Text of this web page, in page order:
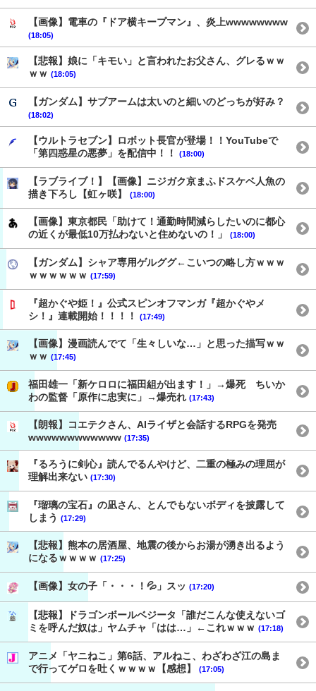
【画像】電車の『ドア横キープマン』、炎上wwwwwwww
(18:05)
【悲報】娘に「キモい」と言われたお父さん、グレるｗｗ
ｗｗ (18:05)
【ガンダム】サブアームは太いのと細いのどっちが好み？
(18:02)
【ウルトラセブン】ロボット長官が登場！！YouTubeで
「第四惑星の悪夢」を配信中！！
(18:00)
【ラブライブ！】【画像】ニジガク京まふドスケベ人魚の
描き下ろし【虹ヶ咲】
(18:00)
【画像】東京都民「助けて！通勤時間減らしたいのに都心
の近くが最低10万払わないと住めないの！」
(18:00)
【ガンダム】シャア専用ゲルググ←こいつの略し方ｗｗｗ
ｗｗｗｗｗｗ (17:59)
『超かぐや姫！』公式スピンオフマンガ『超かぐやメ
シ！』連載開始！！！！
(17:49)
【画像】漫画読んでて「生々しいな…」と思った描写ｗｗ
ｗｗ (17:45)
福田雄一「新ケロロに福田組が出ます！」→爆死 ちいか
わの監督「原作に忠実に」→爆売れ (17:43)
【朗報】コエテクさん、AIライザと会話するRPGを発売
wwwwwwwwwwww (17:35)
『るろうに剣心』読んでるんやけど、二重の極みの理屈が
理解出来ない (17:30)
『瑠璃の宝石』の凪さん、とんでもないボディを披露して
しまう (17:29)
【悲報】熊本の居酒屋、地震の後からお湯が湧き出るよう
になるｗｗｗｗ (17:25)
【画像】女の子「・・・！💦」スッ (17:20)
【悲報】ドラゴンボールベジータ「誰だこんな使えないゴ
ミを呼んだ奴は」ヤムチャ「はは…」←これｗｗｗ (17:18)
アニメ「ヤニねこ」第6話、アルねこ、わざわざ江の島ま
で行ってゲロを吐くｗｗｗｗ【感想】
(17:05)